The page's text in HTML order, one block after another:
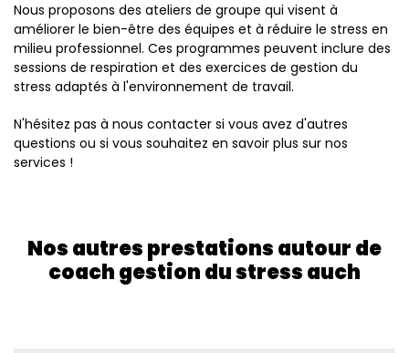
Nous proposons des ateliers de groupe qui visent à
améliorer le bien-être des équipes et à réduire le stress en
milieu professionnel. Ces programmes peuvent inclure des
sessions de respiration et des exercices de gestion du
stress adaptés à l'environnement de travail.
N'hésitez pas à nous contacter si vous avez d'autres
questions ou si vous souhaitez en savoir plus sur nos
services !
Nos autres prestations autour de
coach gestion du stress auch